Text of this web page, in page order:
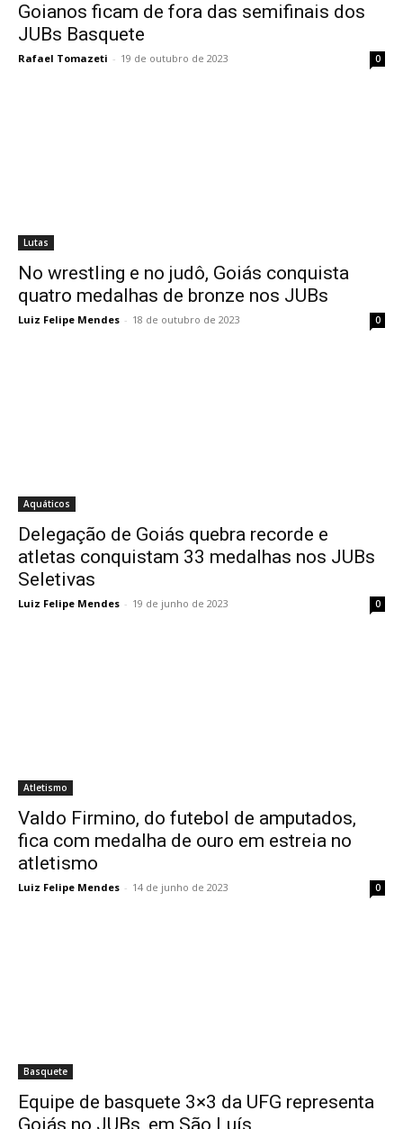
Goianos ficam de fora das semifinais dos
JUBs Basquete
Rafael Tomazeti - 19 de outubro de 2023 0
Lutas
No wrestling e no judô, Goiás conquista
quatro medalhas de bronze nos JUBs
Luiz Felipe Mendes - 18 de outubro de 2023 0
Aquáticos
Delegação de Goiás quebra recorde e
atletas conquistam 33 medalhas nos JUBs
Seletivas
Luiz Felipe Mendes - 19 de junho de 2023 0
Atletismo
Valdo Firmino, do futebol de amputados,
fica com medalha de ouro em estreia no
atletismo
Luiz Felipe Mendes - 14 de junho de 2023 0
Basquete
Equipe de basquete 3×3 da UFG representa
Goiás no JUBs, em São Luís